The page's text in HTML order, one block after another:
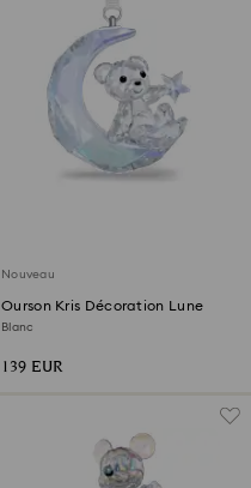
Nouveau
Ourson Kris Décoration Lune
Blanc
139 EUR